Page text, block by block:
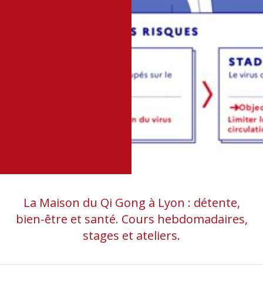
La Maison du Qi Gong à Lyon : détente,
bien-être et santé. Cours hebdomadaires,
stages et ateliers.